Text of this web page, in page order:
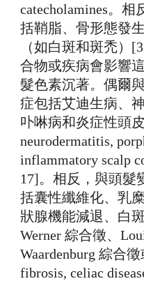
catecholamines。相
括鞘脂、骨形態發
（如白斑和斑禿）
合物或疾病會影響
髮色素沉著。偶爾
症包括艾迪生病、
卟啉病和炎症性頭
neurodermatitis,
inflammatory scalp
17]。相反，與頭髮
括囊性纖維化、乳
狀腺機能減退、白
Werner 綜合徵、
Waardenburg 綜合
fibrosis, celiac